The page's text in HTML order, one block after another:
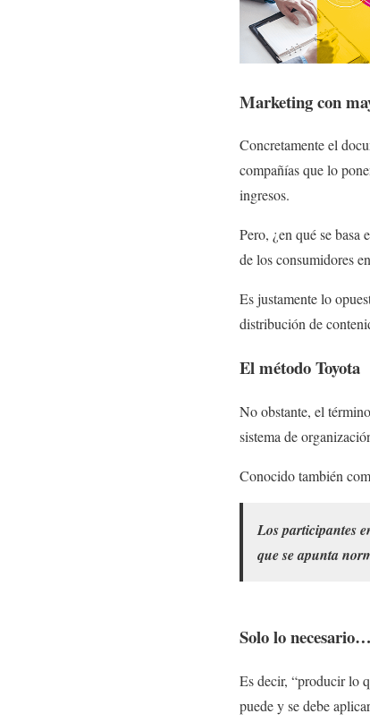
Marketing con
Concretamente el
compañías que lo
ingresos.
Pero, ¿en qué se basa
de los consumidores
Es justamente lo
distribución de
El método Toyota
No obstante, el
sistema de
Conocido también
Los participantes
que se apunta
Solo lo necesario…
Es decir, “producir lo
puede y se debe